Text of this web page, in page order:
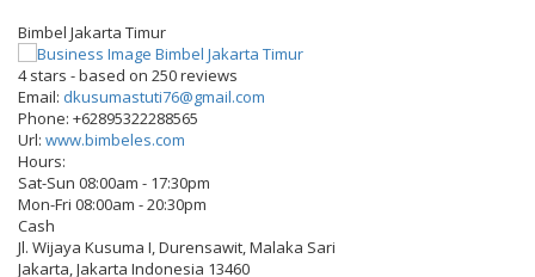
Bimbel Jakarta Timur
4stars - based on 250reviews
Email: dkusumastuti76@gmail.com
Phone: +62895322288565
Url: www.bimbeles.com
Hours:
Sat-Sun 08:00am - 17:30pm
Mon-Fri 08:00am - 20:30pm
Cash
Jl. Wijaya Kusuma I, Durensawit, Malaka Sari
Jakarta,Jakarta Indonesia 13460